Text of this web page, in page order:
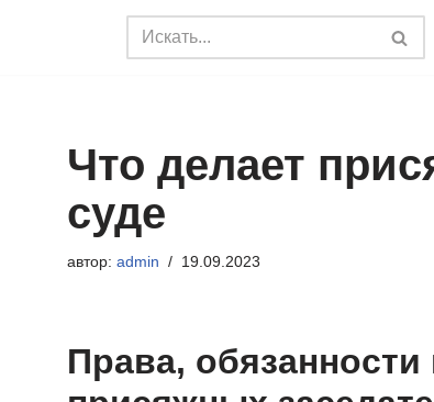
Что делает
суде
автор: admin 19.09.2023
Права, обязанности